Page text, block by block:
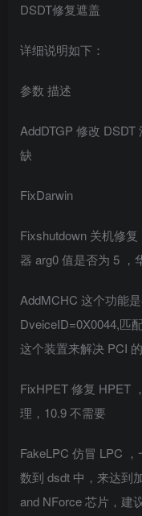
DSDT修复遮盖
详细说明如下：
参数 描述
AddDTGP 修改
缺
FixDarwin
Fixshutdown 关机修
器 arg0 值是否为 5 ，
AddMCHC 这个功能
DveiceID=0X0044,匹
这个装置来解决 PCI
FixHPET 修复 HPET
理，10.9 不需要
FakeLPC 仿冒 LPC
数到 dsdt 中，来达到
and NForce 芯片，建